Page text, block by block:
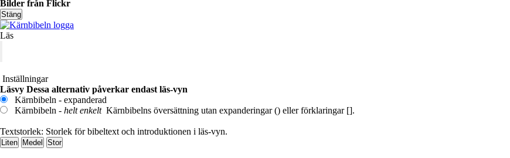
Bilder från Flickr
Stäng
Läs
Inställningar
Läsvy Dessa alternativ påverkar endast läs-vyn
Kärnbibeln - expanderad
Kärnbibeln - helt enkelt Kärnbibelns översättning utan expanderingar () eller förklaringar [].
Textstorlek: Storlek för bibeltext och introduktionen i läs-vyn.
Liten Medel Stor